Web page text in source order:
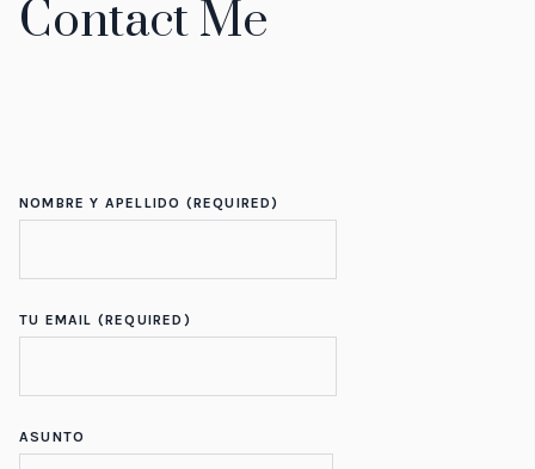
Contact Me
NOMBRE Y APELLIDO (REQUIRED)
TU EMAIL (REQUIRED)
ASUNTO